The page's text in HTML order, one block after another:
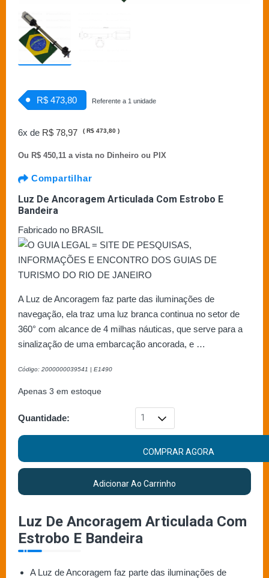
R$ 473,80 Referente a 1 unidade
6x de R$ 78,97 ( R$ 473,80 )
Ou R$ 450,11 a vista no Dinheiro ou PIX
Compartilhar
Luz De Ancoragem Articulada Com Estrobo E
Bandeira
Fabricado no BRASIL
A Luz de Ancoragem faz parte das iluminações de
navegação, ela traz uma luz branca continua no setor de
360° com alcance de 4 milhas náuticas, que serve para a
sinalização de uma embarcação ancorada, e …
Código: 2000000039541 | E1490
Apenas 3 em estoque
Quantidade:
COMPRAR AGORA
Adicionar Ao Carrinho
Luz De Ancoragem Articulada Com
Estrobo E Bandeira
A Luz de Ancoragem faz parte das iluminações de